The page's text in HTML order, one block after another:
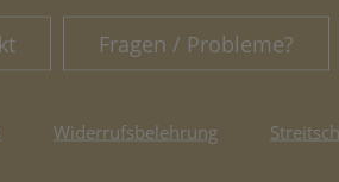
Fragen / Probleme?
Widerrufsbelehrung